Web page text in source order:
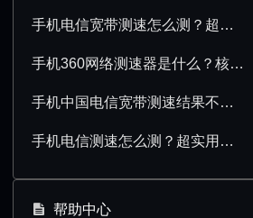
手机电信宽带测速怎么测？超详细操作步骤分享
手机360网络测速器是什么？核心功能与使用场景解析
手机中国电信宽带测速结果不准确该怎么办？
手机电信测速怎么测？超实用操作技巧分享
帮助中心